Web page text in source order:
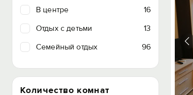
В центре
16
Отдых с детьми
13
Семейный отдых
96
Количество комнат